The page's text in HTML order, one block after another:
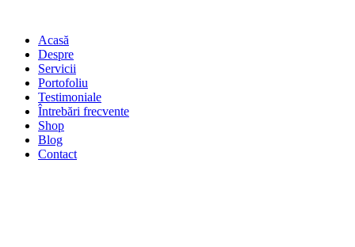
Acasă
Despre
Servicii
Portofoliu
Testimoniale
Întrebări frecvente
Shop
Blog
Contact